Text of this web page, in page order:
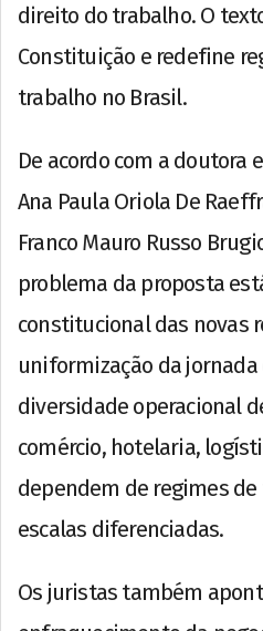
direito do trabalho. O
Constituição e redefine
trabalho no Brasil.
De acordo com a doutora
Ana Paula Oriola De
Franco Mauro Russo
problema da proposta
constitucional das novas
uniformização da jornada
diversidade operacional
comércio, hotelaria,
dependem de regimes
escalas diferenciadas.
Os juristas também